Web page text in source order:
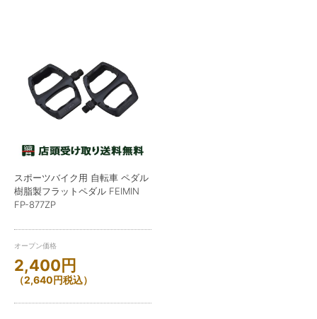
スポーツバイク用 自転車 ペダル
樹脂製フラットペダル FEIMIN
FP-877ZP
オープン価格
2,400円
（2,640円税込）